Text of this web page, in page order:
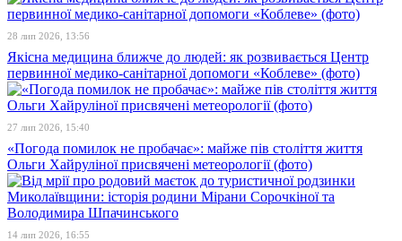
28 лип 2026, 13:56
Якісна медицина ближче до людей: як розвивається Центр
первинної медико-санітарної допомоги «Коблеве» (фото)
27 лип 2026, 15:40
«Погода помилок не пробачає»: майже пів століття життя
Ольги Хайруліної присвячені метеорології (фото)
14 лип 2026, 16:55